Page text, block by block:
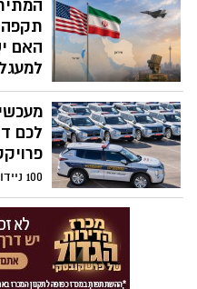
בדרגת
באיטליה
תקפה
האם
לאחר
ארצות
ארה"ב
יעדים
לכם
100
יורחב
המשפט